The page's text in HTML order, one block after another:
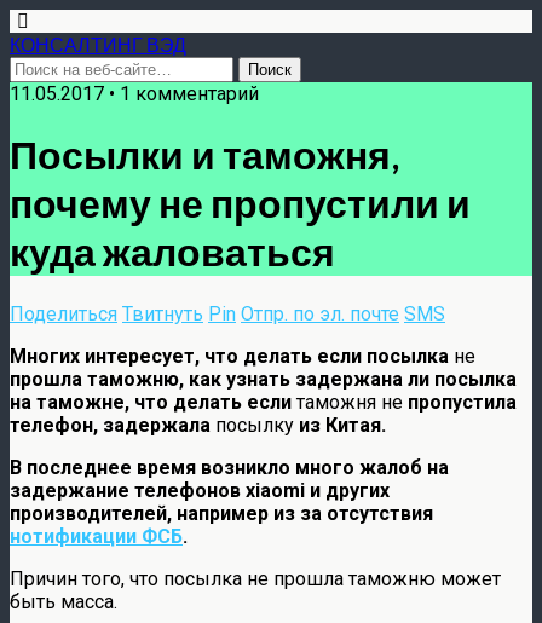
КОНСАЛТИНГ ВЭД
11.05.2017 • 1 комментарий
Посылки и таможня,
почему не пропустили и
куда жаловаться
Поделиться Твитнуть Pin Отпр. по эл. почте SMS
Многих интересует, что делать если посылка не
прошла таможню, как узнать задержана ли посылка
на таможне, что делать еслитаможня не пропустила
телефон, задержала посылку из Китая.
В последнее время возникло много жалоб на
задержание телефонов xiaomi и других
производителей, например из за отсутствия
нотификации ФСБ.
Причин того, что посылка не прошла таможню может
быть масса.